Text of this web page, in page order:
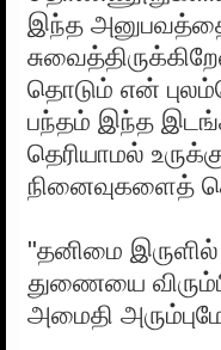
இந்த அனுபவத்தை
தொடும் என்
பந்தம் இந்த
தெரியாமல்
நினைவுகளைத்
"தனிமை
துணையை
அமைதி